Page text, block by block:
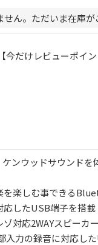
ん。ただいま在庫が
今だけレビューポイ
ンウッドサウンドを
を楽しむ事できる
応したUSB端子を搭載
対応2WAYスピーカー
入力の録音に対応し